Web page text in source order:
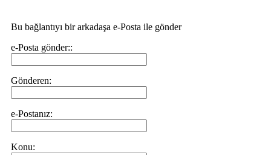
Bu bağlantıyı bir arkadaşa e-Posta ile gönder
e-Posta gönder::
Gönderen:
e-Postanız:
Konu: